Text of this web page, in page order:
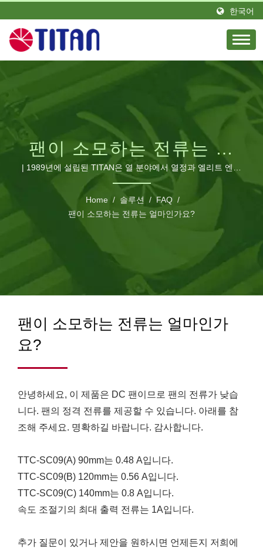
한국어
팬이 소모하는 전류는 얼
마인가요? | 산업 및 RV
용 고성능 냉각 팬 및 CPU
쿨러 | TITAN
| 1989년에 설립된 TITAN은 열 분야에서 열정과 엘리트 엔지
니어 팀으로 뛰어난 리더입니다. 대만에 위치하고 독일에 지
사를 설립했습니다. TITAN는 전 세계 다양한 지역에 많은 유
통업체를 보유하고 있습니다. 우리 제품은 전 세계에서 보이
요구에 맞게 생산 라인을 확장하고 중국 광동에 제조 공장을
건설하여 최소한 460명의 직원이 있으며 월간 생산량이 최소
Home / 솔루션 / FAQ /
팬이 소모하는 전류는 얼마인가요?
팬이 소모하는 전류는 얼마인가
요?
안녕하세요, 이 제품은 DC 팬이므로 팬의 전류가 낮습
니다. 팬의 정격 전류를 제공할 수 있습니다. 아래를 참
조해 주세요. 명확하길 바랍니다. 감사합니다.
TTC-SC09(A) 90mm는 0.48 A입니다.
TTC-SC09(B) 120mm는 0.56 A입니다.
TTC-SC09(C) 140mm는 0.8 A입니다.
속도 조절기의 최대 출력 전류는 1A입니다.
추가 질문이 있거나 제안을 원하시면 언제든지 저희에